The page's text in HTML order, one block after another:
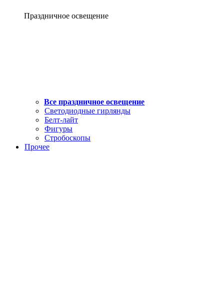
Праздничное освещение
Все праздничное освещение
Светодиодные гирлянды
Белт-лайт
Фигуры
Стробоскопы
Прочее